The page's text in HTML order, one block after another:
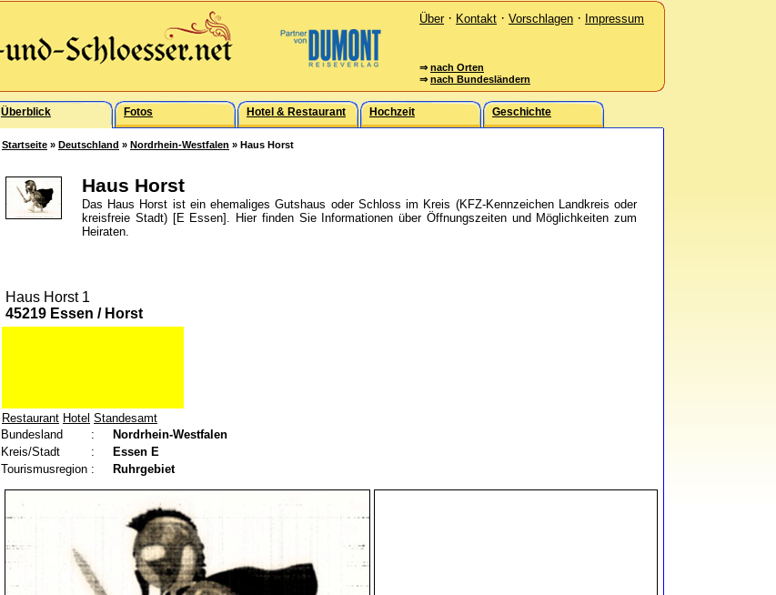
Über· Kontakt · Vorschlagen · Impressum
⇒ nach Orten
⇒ nach Bundesländern
Überblick Fotos Hotel & Restaurant Hochzeit Geschichte
Startseite » Deutschland » Nordrhein-Westfalen » Haus Horst
Haus Horst
Das Haus Horst ist ein ehemaliges Gutshaus oder Schloss im Kreis (KFZ-Kennzeichen Landkreis oder
kreisfreie Stadt) [E Essen]. Hier finden Sie Informationen über Öffnungszeiten und Möglichkeiten zum
Heiraten.
Haus Horst 1
45219 Essen / Horst
Restaurant Hotel Standesamt
Bundesland
:
Nordrhein-Westfalen
Kreis/Stadt
: Essen E
Tourismusregion : Ruhrgebiet